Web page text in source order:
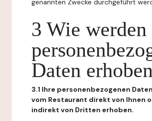
genannten Zwecke durchgeführt
3 Wie
Daten
3.1 Ihre personenbezogenen
vom Restaurant direkt von Ihnen
indirekt von Dritten erhoben.